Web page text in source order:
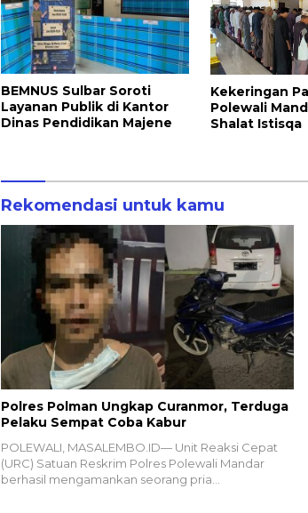
BEMNUS Sulbar Soroti
Layanan Publik di Kantor
Dinas Pendidikan Majene
Kekeringan
Polewali
Shalat Istisqa
Rekomendasi untuk kamu
Polres Polman Ungkap Curanmor, Terduga
Pelaku Sempat Coba Kabur
POLEWALI, MASALEMBO.ID— Unit Reaksi Cepat
(URC) Satuan Reskrim Polres Polewali Mandar
berhasil mengamankan seorang pria…